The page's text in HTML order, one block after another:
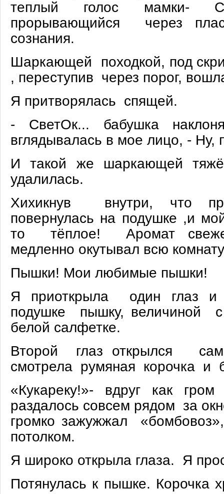
теплый голос мамки-
прорывающийся через
сознания.
Шаркающей походкой, под
, переступив через порог,
Я притворялась спящей.
- СветОк... бабушка
вглядывалась в мое лицо, -
И такой же шаркающей
удалилась.
Хихикнув внутри, что
повернулась на подушке ,и
то тёплое! Аромат
медленно окутывал всю
Пышки! Мои любимые пышки!
Я приоткрыла один глаз и
подушке пышку, величиной
белой салфетке.
Второй глаз открылся
смотрела румяная корочка и
«Кукареку!»- вдруг как
раздалось совсем рядом за
громко зажужжал
потолком.
Я широко открыла глаза. Я
Потянулась к пышке. Корочка